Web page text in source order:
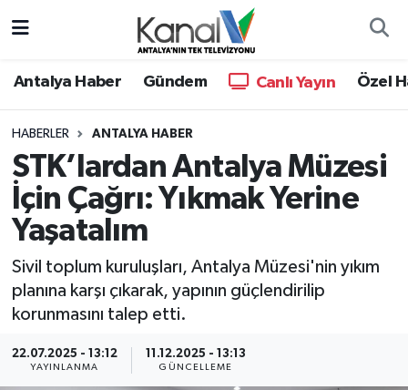
Antalya Haber Gündem Canlı Yayın Özel
HABERLER ANTALYA HABER
STK’lardan Antalya Müzesi
İçin Çağrı: Yıkmak Yerine
Yaşatalım
Sivil toplum kuruluşları, Antalya Müzesi'nin yıkım
planına karşı çıkarak, yapının güçlendirilip
korunmasını talep etti.
22.07.2025 - 13:12
YAYINLANMA
11.12.2025 - 13:13
GÜNCELLEME
Antalya Haber
Dünya
Eğitim
Gündem
Günün Manşetleri
Hava Durumu
Trafik Durumu
Süper Lig Puan Durumu ve Fikstür
Son Dakika Haberleri
Haber Arşivi